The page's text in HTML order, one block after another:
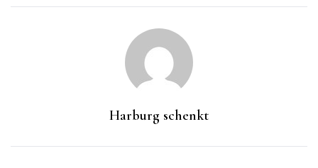
Harburg schenkt